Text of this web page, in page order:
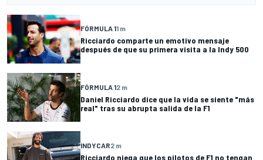
FÓRMULA 11 m
Ricciardo comparte un emotivo mensaje
después de que su primera visita a la Indy 500
FÓRMULA 12 m
Daniel Ricciardo dice que la vida se siente "más
real" tras su abrupta salida de la F1
INDYCAR2 m
Ricciardo niega que los pilotos de F1 no tengan